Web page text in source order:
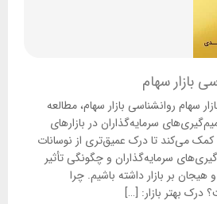
بازار سهام
سهام روانشناسی بازار سهام، مطالعه
سرمایه‌گذاران در بازارهای
می‌کند تا درک عمیق‌تری از نوسانات
سرمایه‌گذاران و چگونگی تأثیر
بر بازار داشته باشیم. چرا
درک بهتر بازار: […]